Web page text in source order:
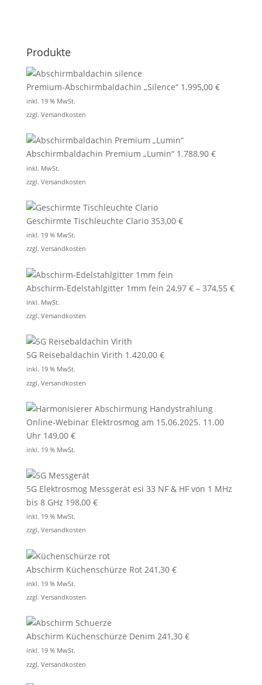
Produkte
Premium-Abschirmbaldachin „Silence“ 1.995,00 €
inkl. 19 % MwSt.
zzgl. Versandkosten
Abschirmbaldachin Premium „Lumin“ 1.788,90 €
inkl. MwSt.
zzgl. Versandkosten
Geschirmte Tischleuchte Clario 353,00 €
inkl. 19 % MwSt.
zzgl. Versandkosten
Abschirm-Edelstahlgitter 1mm fein 24,97 €– 374,55 €
inkl. MwSt.
zzgl. Versandkosten
5G Reisebaldachin Virith 1.420,00 €
inkl. 19 % MwSt.
zzgl. Versandkosten
Online-Webinar Elektrosmog am 15.06.2025. 11.00
Uhr 149,00 €
inkl. 19 % MwSt.
5G Elektrosmog Messgerät esi 33 NF & HF von 1 MHz
bis 8 GHz 198,00 €
inkl. 19 % MwSt.
zzgl. Versandkosten
Abschirm Küchenschürze Rot 241,30 €
inkl. 19 % MwSt.
zzgl. Versandkosten
Abschirm Küchenschürze Denim 241,30 €
inkl. 19 % MwSt.
zzgl. Versandkosten